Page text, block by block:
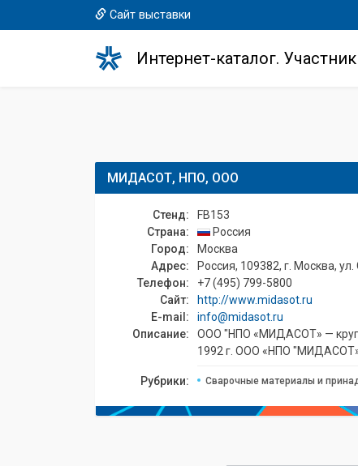
Сайт выставки
Интернет-каталог.
МИДАСОТ, НПО, ООО
Стенд:
FB153
Страна:
Россия
Город:
Москва
Адрес:
Россия, 109382, г. Москва,
Телефон:
+7 (495) 799-5800
Сайт:
http://www.midasot.ru
E-mail:
info@midasot.ru
Описание:
ООО "НПО «МИДАСОТ» —
1992 г. ООО «НПО "МИДАСОТ»
Рубрики: Сварочные материалы и